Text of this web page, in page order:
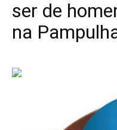
ser de
na